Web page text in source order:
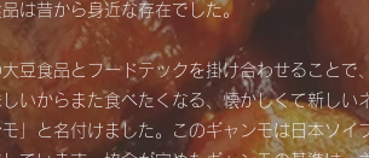
は昔から身近な存在でした。
豆食品とフードテックを掛け合わせることで
いからまた食べたくなる、懐かしくて新しい
」と名付けました。このギャンモは日本ソイ